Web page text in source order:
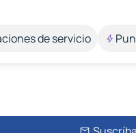
de servicio